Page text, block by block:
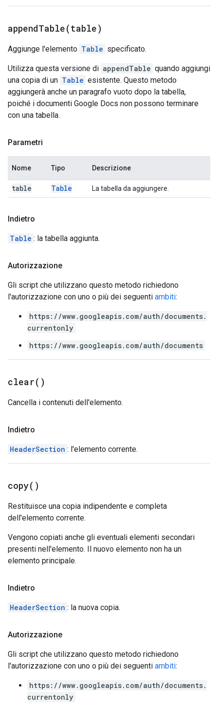
appendTable(table)
Aggiunge l'elemento Table specificato.
Utilizza questa versione di appendTable quando aggiungi
una copia di un Table esistente. Questo metodo
aggiungerà anche un paragrafo vuoto dopo la tabella,
poiché i documenti Google Docs non possono terminare
con una tabella.
Parametri
Nome Tipo Descrizione
table Table La tabella da aggiungere.
Indietro
Table : la tabella aggiunta.
Autorizzazione
Gli script che utilizzano questo metodo richiedono
l'autorizzazione con uno o più dei seguenti ambiti:
https://www.googleapis.com/auth/documents.
currentonly
https://www.googleapis.com/auth/documents
clear( )
Cancella i contenuti dell'elemento.
Indietro
HeaderSection : l'elemento corrente.
copy( )
Restituisce una copia indipendente e completa
dell'elemento corrente.
Vengono copiati anche gli eventuali elementi secondari
presenti nell'elemento. Il nuovo elemento non ha un
elemento principale.
Indietro
HeaderSection : la nuova copia.
Autorizzazione
Gli script che utilizzano questo metodo richiedono
l'autorizzazione con uno o più dei seguenti ambiti:
https://www.googleapis.com/auth/documents.
currentonly